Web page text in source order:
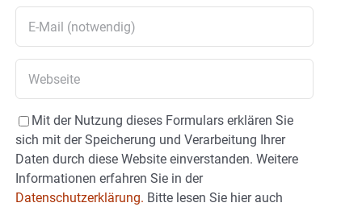
Mit der Nutzung dieses Formulars erklären Sie
sich mit der Speicherung und Verarbeitung Ihrer
Daten durch diese Website einverstanden. Weitere
Informationen erfahren Sie in der
Datenschutzerklärung. Bitte lesen Sie hier auch